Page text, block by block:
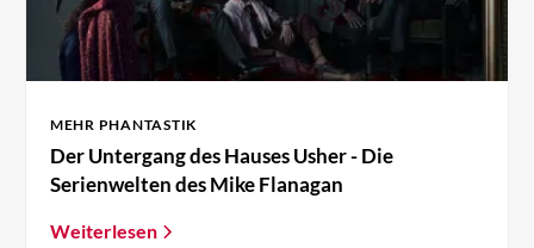
MEHR PHANTASTIK
Der Untergang des Hauses Usher - Die
Serienwelten des Mike Flanagan
Weiterlesen